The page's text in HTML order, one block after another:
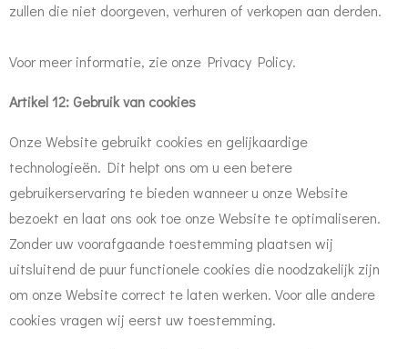
zullen die niet doorgeven, verhuren of verkopen aan derden.
Voor meer informatie, zie onze Privacy Policy.
Artikel 12: Gebruik van cookies
Onze Website gebruikt cookies en gelijkaardige
technologieën. Dit helpt ons om u een betere
gebruikerservaring te bieden wanneer u onze Website
bezoekt en laat ons ook toe onze Website te optimaliseren.
Zonder uw voorafgaande toestemming plaatsen wij
uitsluitend de puur functionele cookies die noodzakelijk zijn
om onze Website correct te laten werken. Voor alle andere
cookies vragen wij eerst uw toestemming.